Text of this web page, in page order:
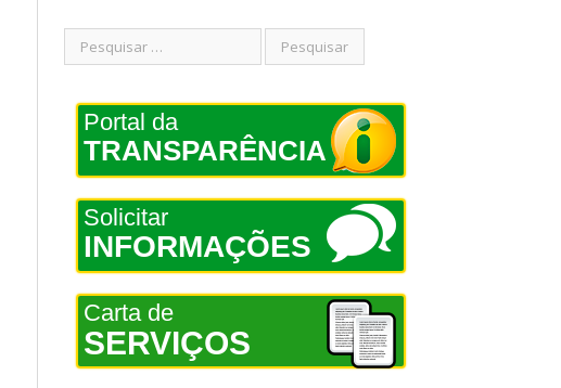
Portal da
TRANSPARÊNCIA
Solicitar
INFORMAÇÕES
Carta de
SERVIÇOS